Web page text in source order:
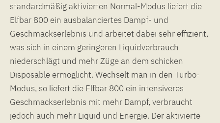
standardmäßig aktivierten Normal-Modus liefert die
Elfbar 800 ein ausbalanciertes Dampf- und
Geschmackserlebnis und arbeitet dabei sehr effizient,
was sich in einem geringeren Liquidverbrauch
niederschlägt und mehr Züge an dem schicken
Disposable ermöglicht. Wechselt man in den Turbo-
Modus, so liefert die Elfbar 800 ein intensiveres
Geschmackserlebnis mit mehr Dampf, verbraucht
jedoch auch mehr Liquid und Energie. Der aktivierte